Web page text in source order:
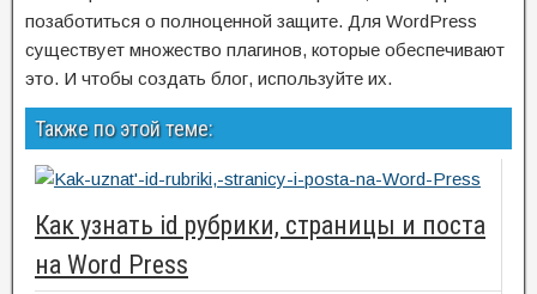
позаботиться о полноценной защите. Для WordPress
существует множество плагинов, которые обеспечивают
это. И чтобы создать блог, используйте их.
Также по этой теме:
Как узнать id рубрики, страницы и поста
на Word Press